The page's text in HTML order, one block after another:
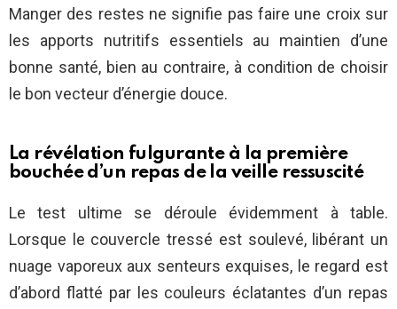
Manger des restes ne signifie pas faire une croix sur
les apports nutritifs essentiels au maintien d’une
bonne santé, bien au contraire, à condition de choisir
le bon vecteur d’énergie douce.
La révélation fulgurante à la première
bouchée d’un repas de la veille ressuscité
Le test ultime se déroule évidemment à table.
Lorsque le couvercle tressé est soulevé, libérant un
nuage vaporeux aux senteurs exquises, le regard est
d’abord flatté par les couleurs éclatantes d’un repas